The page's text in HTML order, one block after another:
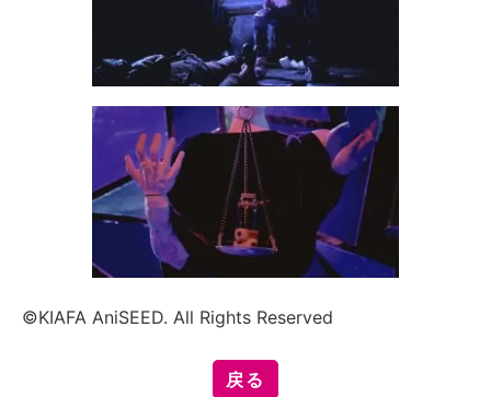
©KIAFA AniSEED. All Rights Reserved
戻る